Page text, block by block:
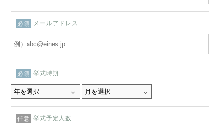
必須 メールアドレス
必須 挙式時期
任意 挙式予定人数